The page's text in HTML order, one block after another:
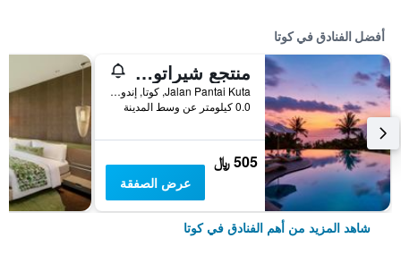
أفضل الفنادق في كوتا
منتجع شيراتون بالي كوتا
Jalan Pantai Kuta, كوتا, إندونيسيا
0.0 كيلومتر عن وسط المدينة
505 ﷼
عرض الصفقة
شاهد المزيد من أهم الفنادق في كوتا